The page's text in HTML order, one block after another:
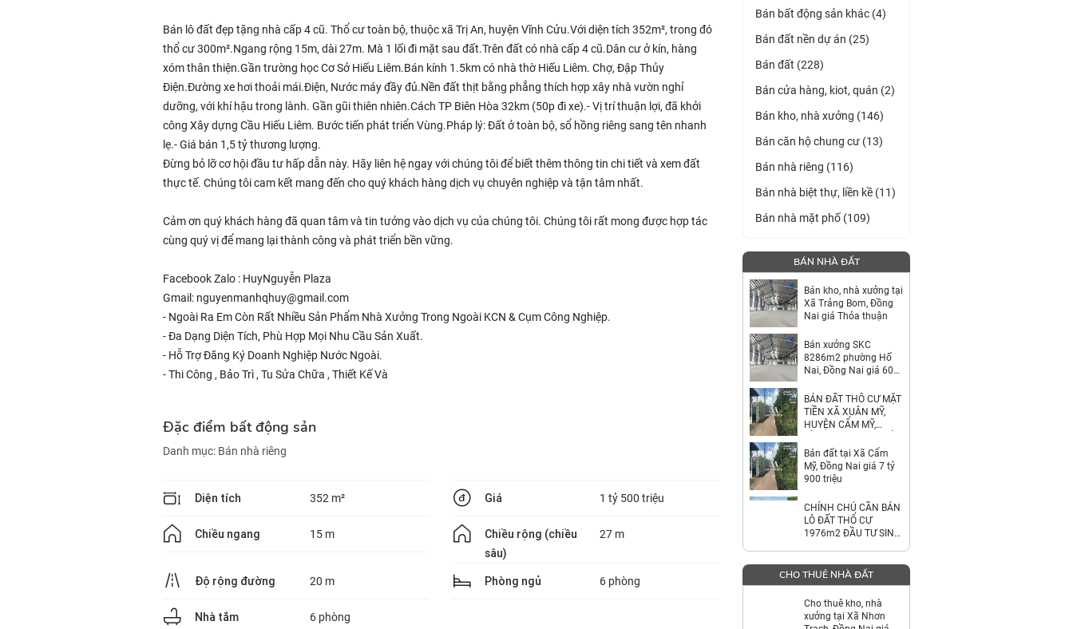
Bán lô đất đẹp tặng nhà cấp 4 cũ. Thổ cư toàn bộ, thuộc xã Trị An, huyện Vĩnh Cửu.Với diện tích 352m², trong đó
thổ cư 300m².Ngang rộng 15m, dài 27m. Mà 1 lối đi mặt sau đất.Trên đất có nhà cấp 4 cũ.Dân cư ở kín, hàng
xóm thân thiện.Gần trường học Cơ Sở Hiếu Liêm.Bán kính 1.5km có nhà thờ Hiếu Liêm. Chợ, Đập Thủy
Điện.Đường xe hơi thoải mái.Điện, Nước máy đầy đủ.Nền đất thịt bằng phẳng thích hợp xây nhà vườn nghỉ
dưỡng, với khí hậu trong lành. Gần gũi thiên nhiên.Cách TP Biên Hòa 32km (50p đi xe).- Vị trí thuận lợi, đã khởi
công Xây dựng Cầu Hiếu Liêm. Bước tiến phát triển Vùng.Pháp lý: Đất ở toàn bộ, sổ hồng riêng sang tên nhanh
lẹ.- Giá bán 1,5 tỷ thương lượng.
Đừng bỏ lỡ cơ hội đầu tư hấp dẫn này. Hãy liên hệ ngay với chúng tôi để biết thêm thông tin chi tiết và xem đất
thực tế. Chúng tôi cam kết mang đến cho quý khách hàng dịch vụ chuyên nghiệp và tận tâm nhất.
Cảm ơn quý khách hàng đã quan tâm và tin tưởng vào dịch vụ của chúng tôi. Chúng tôi rất mong được hợp tác
cùng quý vị để mang lại thành công và phát triển bền vững.
Facebook Zalo : HuyNguyễn Plaza
Gmail: nguyenmanhqhuy@gmail.com
- Ngoài Ra Em Còn Rất Nhiều Sản Phẩm Nhà Xưởng Trong Ngoài KCN & Cụm Công Nghiệp.
- Đa Dạng Diện Tích, Phù Hợp Mọi Nhu Cầu Sản Xuất.
- Hỗ Trợ Đăng Ký Doanh Nghiệp Nước Ngoài.
- Thi Công , Bảo Trì , Tu Sửa Chữa , Thiết Kế Và
Đặc điểm bất động sản
Danh mục: Bán nhà riêng
Diện tích 352 m² Giá 1 tỷ 500 triệu
Chiều ngang 15 m
Chiều rộng (chiều
sâu)
27 m
Độ rộng đường 20 m Phòng ngủ 6 phòng
Nhà tắm 6 phòng
Bán bất động sản khác (4)
Bán đất nền dự án (25)
Bán đất (228)
Bán cửa hàng, kiot, quán (2)
Bán kho, nhà xưởng (146)
Bán căn hộ chung cư (13)
Bán nhà riêng (116)
Bán nhà biệt thự, liền kề (11)
Bán nhà mặt phố (109)
BÁN NHÀ ĐẤT
Bán kho, nhà xưởng tại
Xã Trảng Bom, Đồng
Nai giá Thỏa thuận
Bán xưởng SKC
8286m2 phường Hố
Nai, Đồng Nai giá 60
BÁN ĐẤT THỔ CƯ MẶT
TIỀN XÃ XUÂN MỸ,
HUYỆN CẨM MỸ,
7,9 TỶ
Bán đất tại Xã Cẩm
Mỹ, Đồng Nai giá 7 tỷ
900 triệu
CHÍNH CHỦ CẦN BÁN
LÔ ĐẤT THỔ CƯ
1976m2 ĐẦU TƯ SINH
CHO THUÊ NHÀ ĐẤT
Cho thuê kho, nhà
xưởng tại Xã Nhơn